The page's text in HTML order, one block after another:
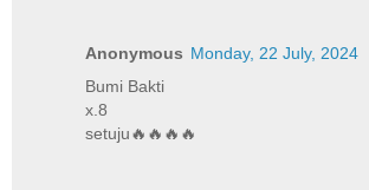
Anonymous Monday, 22 July, 2024
Bumi Bakti
x.8
setuju🔥🔥🔥🔥